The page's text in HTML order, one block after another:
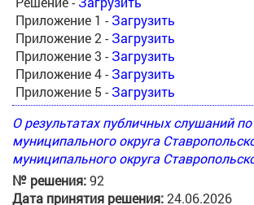
Приложение 1 - Загрузить
Приложение 2 - Загрузить
Приложение 3 - Загрузить
Приложение 4 - Загрузить
Приложение 5 - Загрузить
О результатах публичных слушаний
муниципального округа
муниципального округа
№ решения:92
Дата принятия решения:24.06.2026